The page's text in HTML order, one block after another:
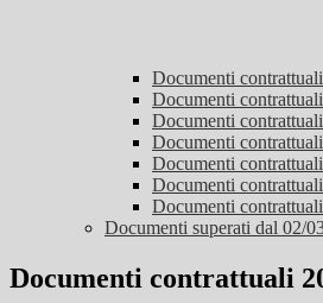
Documenti
Documenti
Documenti
Documenti
Documenti
Documenti
Documenti
Documenti superati dal 02/
Documenti contrattuali